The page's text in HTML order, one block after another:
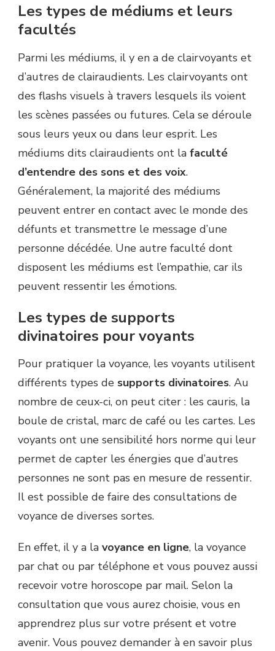
Les types de médiums et leurs
facultés
Parmi les médiums, il y en a de clairvoyants et
d’autres de clairaudients. Les clairvoyants ont
des flashs visuels à travers lesquels ils voient
les scènes passées ou futures. Cela se déroule
sous leurs yeux ou dans leur esprit. Les
médiums dits clairaudients ont la faculté
d’entendre des sons et des voix.
Généralement, la majorité des médiums
peuvent entrer en contact avec le monde des
défunts et transmettre le message d’une
personne décédée. Une autre faculté dont
disposent les médiums est l’empathie, car ils
peuvent ressentir les émotions.
Les types de supports
divinatoires pour voyants
Pour pratiquer la voyance, les voyants utilisent
différents types de supports divinatoires. Au
nombre de ceux-ci, on peut citer : les cauris, la
boule de cristal, marc de café ou les cartes. Les
voyants ont une sensibilité hors norme qui leur
permet de capter les énergies que d’autres
personnes ne sont pas en mesure de ressentir.
Il est possible de faire des consultations de
voyance de diverses sortes.
En effet, il y a la voyance en ligne, la voyance
par chat ou par téléphone et vous pouvez aussi
recevoir votre horoscope par mail. Selon la
consultation que vous aurez choisie, vous en
apprendrez plus sur votre présent et votre
avenir. Vous pouvez demander à en savoir plus